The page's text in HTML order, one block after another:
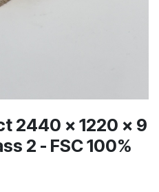
2440 x 1220 x 9
2 - FSC 100%